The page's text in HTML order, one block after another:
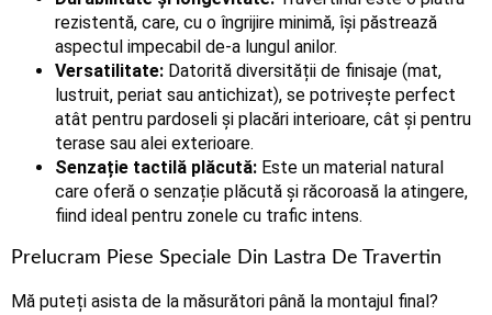
rezistentă, care, cu o îngrijire minimă, își păstrează
aspectul impecabil de-a lungul anilor.
Versatilitate: Datorită diversității de finisaje (mat,
lustruit, periat sau antichizat), se potrivește perfect
atât pentru pardoseli și placări interioare, cât și pentru
terase sau alei exterioare.
Senzație tactilă plăcută: Este un material natural
care oferă o senzație plăcută și răcoroasă la atingere,
fiind ideal pentru zonele cu trafic intens.
Prelucram Piese Speciale Din Lastra De Travertin
Mă puteți asista de la măsurători până la montajul final?